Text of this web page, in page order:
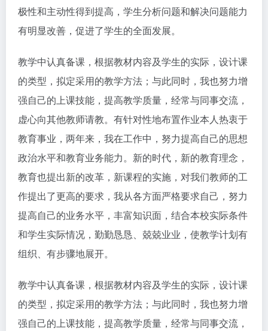
极性和主动性得到提高，学生分析问题和解决问题能力
有明显改善，促进了学生的全面发展。
教学中认真备课，根据教材内容及学生的实际，设计课
的类型，拟定采用的教学方法；与此同时，我也努力增
强自己的上课技能，提高教学质量，经常与同事交流，
虚心向其他教师请教。有针对性地布置作业本人热衷于
教育事业，两年来，我在工作中，努力提高自己的思想
政治水平和教育业务能力。新的时代，新的教育理念，
教育也提出新的改革，新课程的实施，对我们教师的工
作提出了更高的要求，我从各方面严格要求自己，努力
提高自己的业务水平，丰富知识面，结合本校实际条件
和学生实际情况，勤勤恳恳、兢兢业业，使教学计划有
组织、有步骤地展开。
教学中认真备课，根据教材内容及学生的实际，设计课
的类型，拟定采用的教学方法；与此同时，我也努力增
强自己的上课技能，提高教学质量，经常与同事交流，